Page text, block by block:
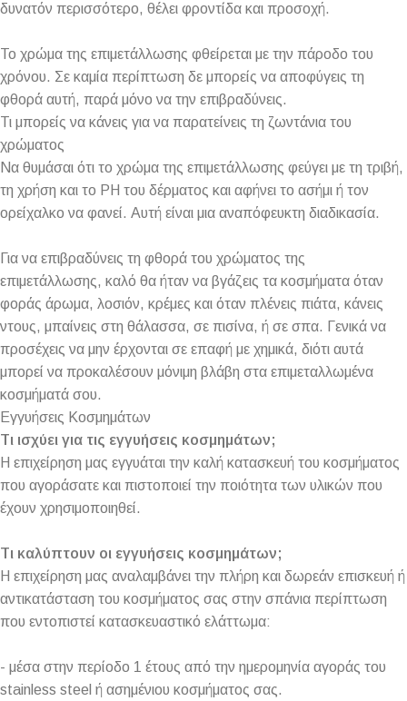
δυνατόν περισσότερο, θέλει φροντίδα και προσοχή.
Το χρώμα της επιμετάλλωσης φθείρεται με την πάροδο του
χρόνου. Σε καμία περίπτωση δε μπορείς να αποφύγεις τη
φθορά αυτή, παρά μόνο να την επιβραδύνεις.
Τι μπορείς να κάνεις για να παρατείνεις τη ζωντάνια του
χρώματος
Να θυμάσαι ότι το χρώμα της επιμετάλλωσης φεύγει με τη τριβή,
τη χρήση και το PH του δέρματος και αφήνει το ασήμι ή τον
ορείχαλκο να φανεί. Αυτή είναι μια αναπόφευκτη διαδικασία.
Για να επιβραδύνεις τη φθορά του χρώματος της
επιμετάλλωσης, καλό θα ήταν να βγάζεις τα κοσμήματα όταν
φοράς άρωμα, λοσιόν, κρέμες και όταν πλένεις πιάτα, κάνεις
ντους, μπαίνεις στη θάλασσα, σε πισίνα, ή σε σπα. Γενικά να
προσέχεις να μην έρχονται σε επαφή με χημικά, διότι αυτά
μπορεί να προκαλέσουν μόνιμη βλάβη στα επιμεταλλωμένα
κοσμήματά σου.
Εγγυήσεις Κοσμημάτων
Τι ισχύει για τις εγγυήσεις κοσμημάτων;
Η επιχείρηση μας εγγυάται την καλή κατασκευή του κοσμήματος
που αγοράσατε και πιστοποιεί την ποιότητα των υλικών που
έχουν χρησιμοποιηθεί.
Τι καλύπτουν οι εγγυήσεις κοσμημάτων;
Η επιχείρηση μας αναλαμβάνει την πλήρη και δωρεάν επισκευή ή
αντικατάσταση του κοσμήματος σας στην σπάνια περίπτωση
που εντοπιστεί κατασκευαστικό ελάττωμα:
- μέσα στην περίοδο 1 έτους από την ημερομηνία αγοράς του
stainless steel ή ασημένιου κοσμήματος σας.